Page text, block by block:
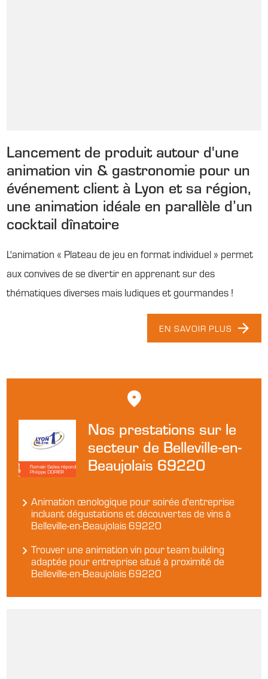
Lancement de produit autour d'une
animation vin & gastronomie pour un
événement client à Lyon et sa région,
une animation idéale en parallèle d’un
cocktail dînatoire
L'animation « Plateau de jeu en format individuel » permet
aux convives de se divertir en apprenant sur des
thématiques diverses mais ludiques et gourmandes !
EN SAVOIR PLUS
Nos prestations sur le
secteur de Belleville-en-
Beaujolais 69220
Animation œnologique pour soirée d'entreprise
incluant dégustations et découvertes de vins à
Belleville-en-Beaujolais 69220
Trouver une animation vin pour team building
adaptée pour entreprise situé à proximité de
Belleville-en-Beaujolais 69220